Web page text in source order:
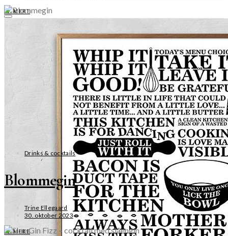
SE MERE
Drinks & cocktails
Blommegin
Trine Ellegaard
30. oktober 2023
SE MERE